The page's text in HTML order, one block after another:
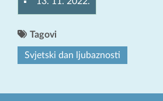
Tagovi
Svjetski dan ljubaznosti